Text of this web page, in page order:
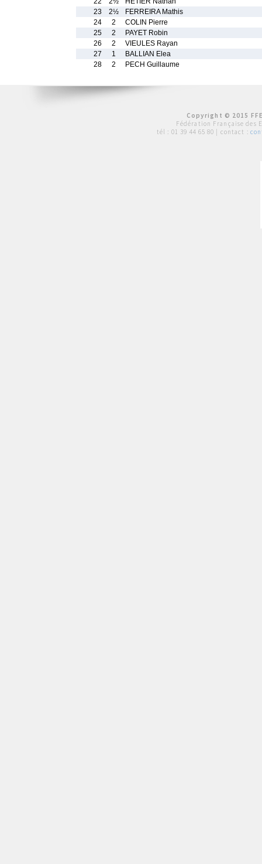
23
2½
FERREIRA Mathis
24
2
COLIN Pierre
25
2
PAYET Robin
26
2
VIEULES Rayan
27
1
BALLIAN Elea
28
2 PECH Guillaume
Copyright © 2015
Fédération Française des
tél : 01 39 44 65 80 | contact :